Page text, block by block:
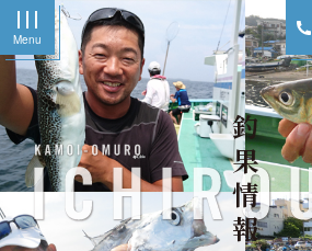
Menu
釣果情報